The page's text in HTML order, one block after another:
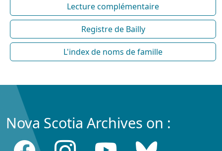
Lecture complémentaire
Registre de Bailly
L'index de noms de famille
Nova Scotia Archives on :